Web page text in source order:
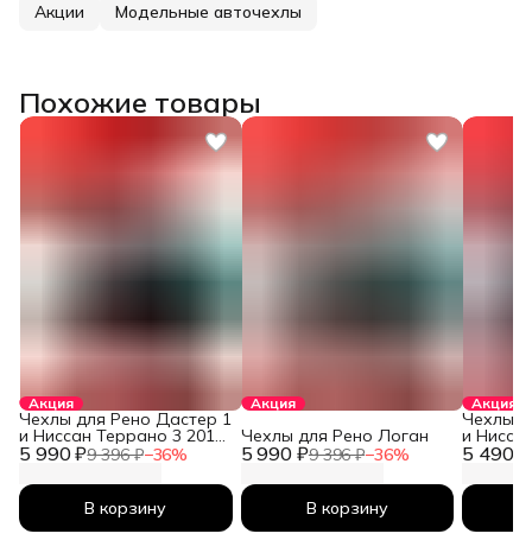
Акции Модельные авточехлы
Похожие товары
Акция
5 990 ₽9 396 ₽−36%
Чехлы для Рено Дастер 1
и Ниссан Террано 3 2010-
2026
В корзину
Акция
5 990 ₽9 396 ₽−36%
Чехлы для Рено Логан
В корзину
Акция
5 490 ₽
Чехлы
и
2026